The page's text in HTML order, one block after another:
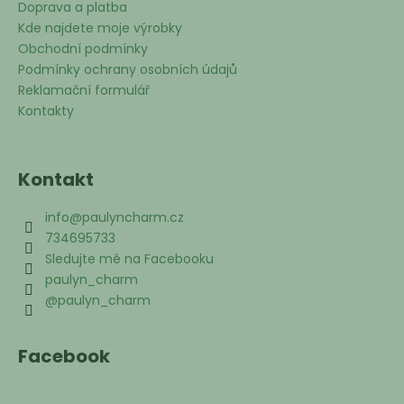
Doprava a platba
Kde najdete moje výrobky
Obchodní podmínky
Podmínky ochrany osobních údajů
Reklamační formulář
Kontakty
Kontakt
info@paulyncharm.cz
734695733
Sledujte mě na Facebooku
paulyn_charm
@paulyn_charm
Facebook